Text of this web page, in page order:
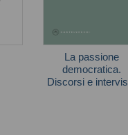
La passione
democratica.
Discorsi e